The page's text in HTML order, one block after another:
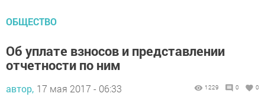
ОБЩЕСТВО
Об уплате взносов и представлении
отчетности по ним
автор, 17 мая 2017 - 06:33 1229 0 0